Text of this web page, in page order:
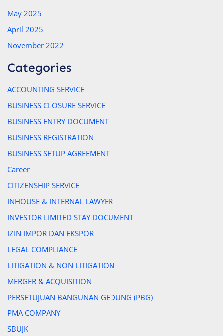
May 2025
April 2025
November 2022
Categories
ACCOUNTING SERVICE
BUSINESS CLOSURE SERVICE
BUSINESS ENTRY DOCUMENT
BUSINESS REGISTRATION
BUSINESS SETUP AGREEMENT
Career
CITIZENSHIP SERVICE
INHOUSE & INTERNAL LAWYER
INVESTOR LIMITED STAY DOCUMENT
IZIN IMPOR DAN EKSPOR
LEGAL COMPLIANCE
LITIGATION & NON LITIGATION
MERGER & ACQUISITION
PERSETUJUAN BANGUNAN GEDUNG (PBG)
PMA COMPANY
SBUJK